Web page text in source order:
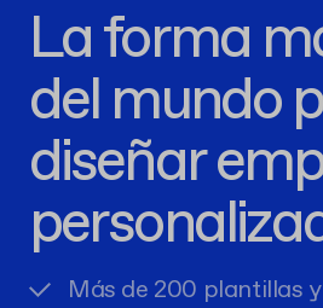
La forma
del mundo
diseñar
Más de 200 plantillas